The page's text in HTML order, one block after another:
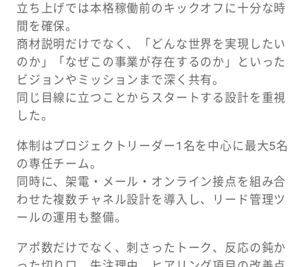
立ち上げでは本格稼働前のキックオフに十分な時
間を確保。
商材説明だけでなく、「どんな世界を実現したい
のか」「なぜこの事業が存在するのか」といった
ビジョンやミッションまで深く共有。
同じ目線に立つことからスタートする設計を重視
した。
体制はプロジェクトリーダー1名を中心に最大5名
の専任チーム。
同時に、架電・メール・オンライン接点を組み合
わせた複数チャネル設計を導入し、リード管理ツ
ールの運用も整備。
アポ数だけでなく、刺さったトーク、反応の鈍か